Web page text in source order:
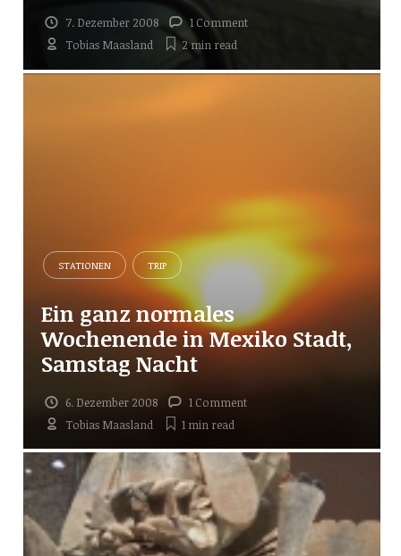
7. Dezember 2008
1 Comment
Tobias Maasland
2 min read
STATIONEN TRIP
Ein ganz normales
Wochenende in Mexiko Stadt,
Samstag Nacht
6. Dezember 2008
1 Comment
Tobias Maasland
1 min read